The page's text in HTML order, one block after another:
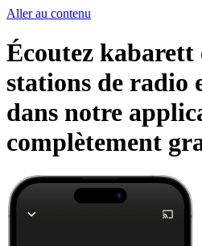
Aller au contenu
Écoutez kabarett
stations de radio
dans notre
complètement